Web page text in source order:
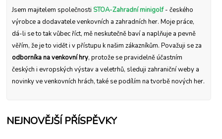
Jsem majitelem společnosti STOA-Zahradní minigolf- českého
výrobce a dodavatele venkovních a zahradních her. Moje práce,
dá-li se to tak vůbec říct, mě neskutečně baví a naplňuje a pevně
věřím, že je to vidět i v přístupu k našim zákazníkům. Považuji se za
odborníka na venkovní hry, protože se pravidelně účastním
českých i evropských výstav a veletrhů, sleduji zahraniční weby a
novinky ve venkovních hrách, také se podílím na tvorbě nových her.
NEJNOVĚJŠÍ PŘÍSPĚVKY